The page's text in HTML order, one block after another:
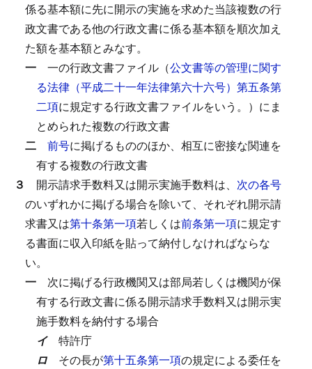
係る基本額に先に開示の実施を求めた当該複数の行
政文書である他の行政文書に係る基本額を順次加え
た額を基本額とみなす。
一 一の行政文書ファイル（公文書等の管理に関す
る法律（平成二十一年法律第六十六号）第五条第
二項に規定する行政文書ファイルをいう。）にま
とめられた複数の行政文書
二 前号に掲げるもののほか、相互に密接な関連を
有する複数の行政文書
３ 開示請求手数料又は開示実施手数料は、 次の各号
のいずれかに掲げる場合を除いて、それぞれ開示請
求書又は第十条第一項若しくは前条第一項に規定す
る書面に収入印紙を貼って納付しなければならな
い。
一 次に掲げる行政機関又は部局若しくは機関が保
有する行政文書に係る開示請求手数料又は開示実
施手数料を納付する場合
イ 特許庁
ロ その長が第十五条第一項の規定による委任を